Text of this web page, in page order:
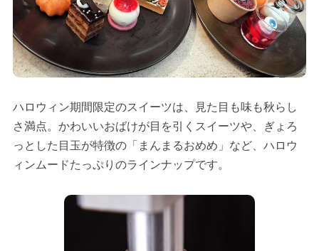
ハロウィン期間限定のスイーツは、見た目も味も秋らし
さ満点。かわいいおばけが目を引くスイーツや、ぎょろ
っとした目玉が特徴の「まんまるおめめ」など、ハロウ
ィンムードたっぷりのラインナップです。